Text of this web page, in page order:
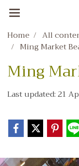
Home All
Ming Market
Ming
Last updated: 21